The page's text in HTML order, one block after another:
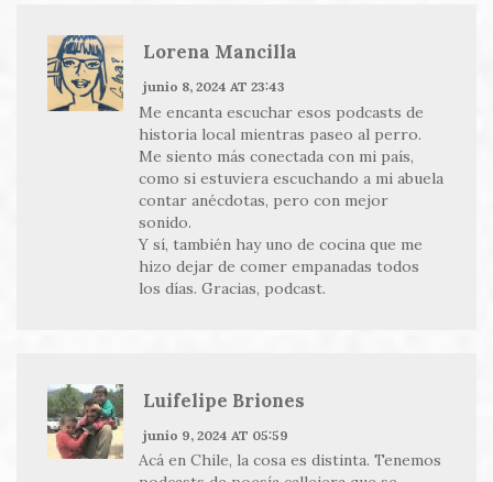
Lorena Mancilla
junio 8, 2024 AT 23:43
Me encanta escuchar esos podcasts de
historia local mientras paseo al perro.
Me siento más conectada con mi país,
como si estuviera escuchando a mi abuela
contar anécdotas, pero con mejor
sonido.
Y sí, también hay uno de cocina que me
hizo dejar de comer empanadas todos
los días. Gracias, podcast.
Luifelipe Briones
junio 9, 2024 AT 05:59
Acá en Chile, la cosa es distinta. Tenemos